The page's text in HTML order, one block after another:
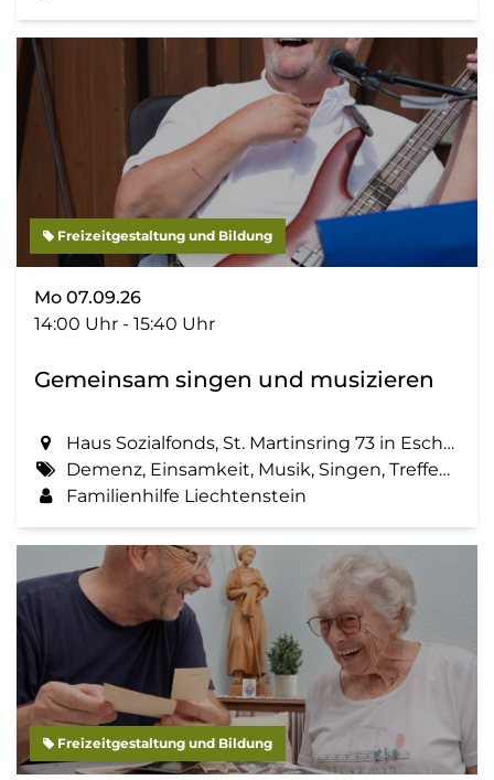
Freizeitgestaltung und Bildung
Mo 07.09.26
14:00 Uhr - 15:40 Uhr
Gemeinsam singen und musizieren
Haus Sozialfonds, St. Martinsring 73 in Eschen
Demenz, Einsamkeit, Musik, Singen, Treffen, Zemma tua - Senioren gemeinsam aktiv
Familienhilfe Liechtenstein
Freizeitgestaltung und Bildung